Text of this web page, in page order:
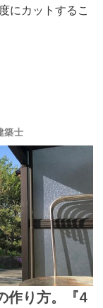
にカットするこ